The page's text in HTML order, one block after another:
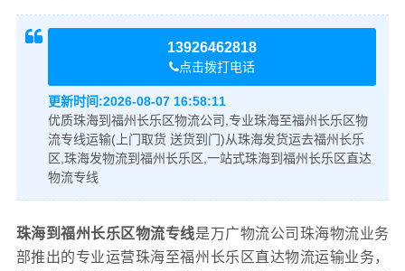
13926462818
点击拨打电话
更新时间:2026-08-07 16:58:11
优质珠海到福州长乐区物流公司,专业珠海至福州长乐区物
流专线运输(上门取货 送货到门)从珠海发货运去福州长乐
区,珠海发物流到福州长乐区,一站式珠海到福州长乐区直达
物流专线
珠海到福州长乐区物流专线是万广物流公司珠海物流业务
部推出的专业运营珠海至福州长乐区直达物流运输业务，